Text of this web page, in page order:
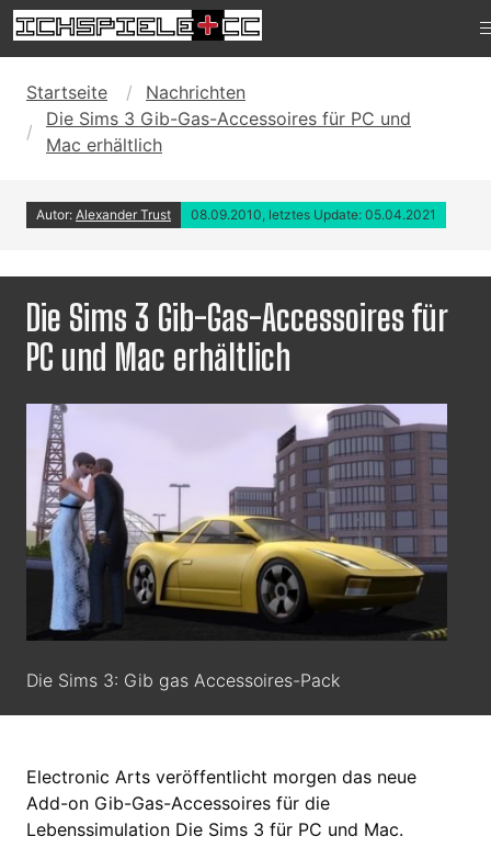
Startseite
Nachrichten
Die Sims 3 Gib-Gas-Accessoires für PC und
Mac erhältlich
Autor: Alexander Trust 08.09.2010, letztes Update: 05.04.2021
Die Sims 3 Gib-Gas-Accessoires für
PC und Mac erhältlich
Die Sims 3: Gib gas Accessoires-Pack
Electronic Arts veröffentlicht morgen das neue
Add-on Gib-Gas-Accessoires für die
Lebenssimulation Die Sims 3 für PC und Mac.